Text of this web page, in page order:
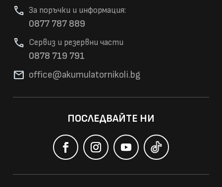
За поръчки и информация:
phone
0877 787 889
Сервиз и резервни части
phone
0878 719 791
mail office@akumulatornikoli.bg
ПОСЛЕДВАЙТЕ НИ